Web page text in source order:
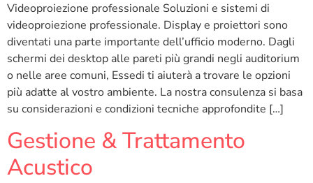
Videoproiezione professionale Soluzioni e sistemi di
videoproiezione professionale. Display e proiettori sono
diventati una parte importante dell’ufficio moderno. Dagli
schermi dei desktop alle pareti più grandi negli auditorium
o nelle aree comuni, Essedi ti aiuterà a trovare le opzioni
più adatte al vostro ambiente. La nostra consulenza si basa
su considerazioni e condizioni tecniche approfondite […]
Gestione & Trattamento
Acustico